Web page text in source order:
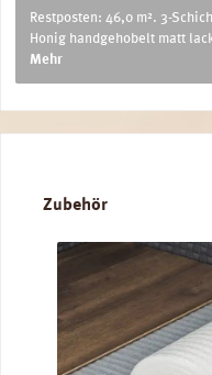
Restposten: 46,0 m². 3-
Honig handgehobelt matt
Mehr
Produktgalerie
Zubehör